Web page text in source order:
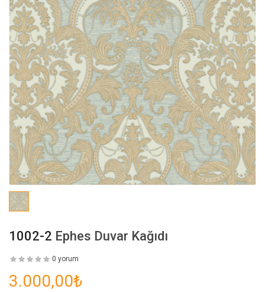
1002-2 Ephes Duvar Kağıdı
0 yorum
3.000,00₺